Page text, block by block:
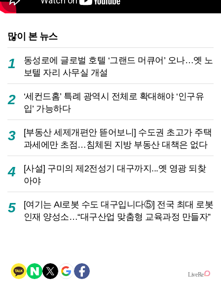
많이 본 뉴스
1
동성로에 글로벌 호텔 ‘그랜드 머큐어’ 오나…옛 노
보텔 자리 사무실 개설
2
‘세컨드홈’ 특례 광역시 전체로 확대해야 ‘인구유
입’ 가능하다
3
[부동산 세제개편안 뜯어보니] 수도권 초고가 주택
과세에만 초점…침체된 지방 부동산 대책은 없다
4
[사설] 구미의 제2전성기 대구까지...옛 영광 되찾
아야
5
[여기는 AI로봇 수도 대구입니다⑤] 전국 최대 로봇
인재 양성소…“대구산업 맞춤형 교육과정 만들자”